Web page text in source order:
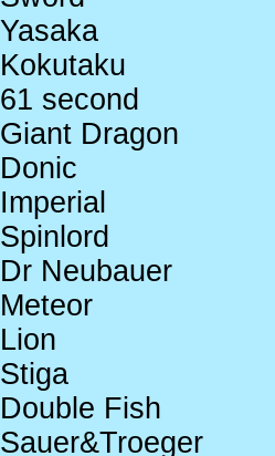
Yasaka
Kokutaku
61 second
Giant Dragon
Donic
Imperial
Spinlord
Dr Neubauer
Meteor
Lion
Stiga
Double Fish
Sauer&Troeger